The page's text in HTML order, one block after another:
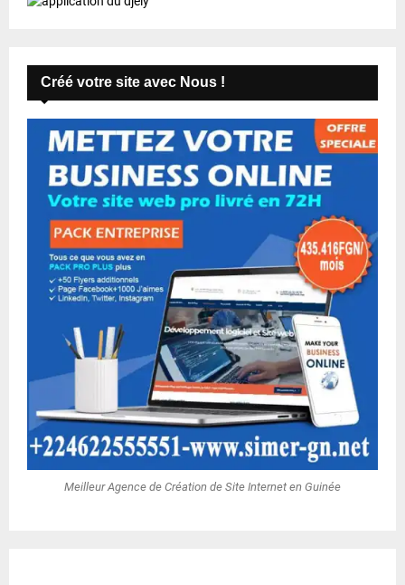
Créé votre site avec Nous !
Meilleur Agence de Création de Site Internet en Guinée